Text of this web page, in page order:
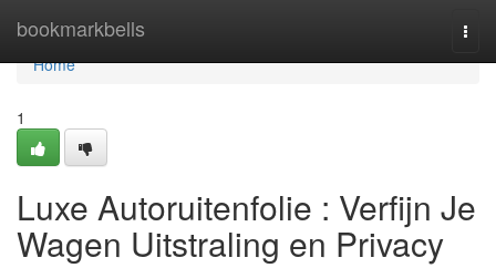
bookmarkbells
Home
Home
1
Luxe Autoruitenfolie : Verfijn Je
Wagen Uitstraling en Privacy